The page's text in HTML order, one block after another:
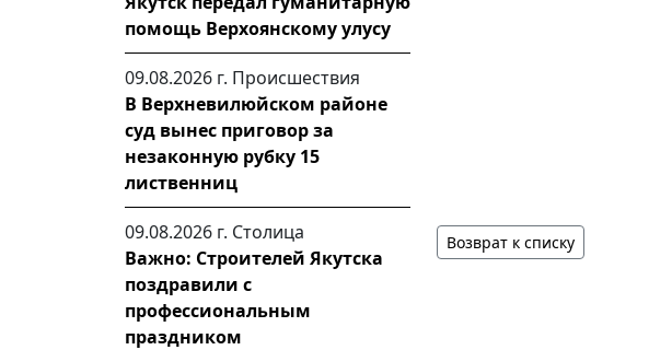
помощь Верхоянскому улусу
09.08.2026 г. Происшествия
В Верхневилюйском районе
суд вынес приговор за
незаконную рубку 15
лиственниц
09.08.2026 г. Столица
Важно: Строителей Якутска
поздравили с
профессиональным
праздником
Возврат к списку